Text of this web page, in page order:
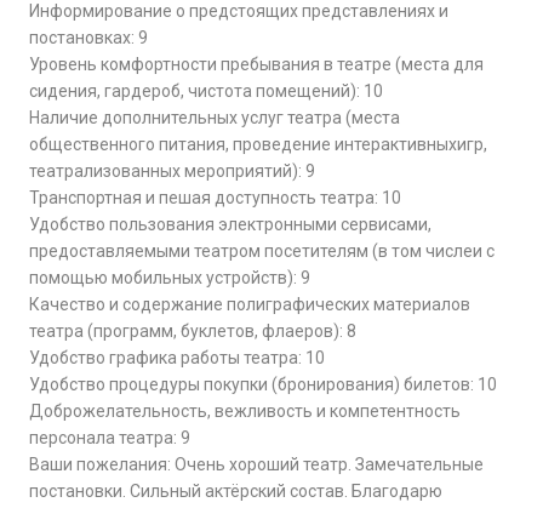
Информирование о предстоящих представлениях и
постановках: 9
Уровень комфортности пребывания в театре (места для
сидения, гардероб, чистота помещений): 10
Наличие дополнительных услуг театра (места
общественного питания, проведение интерактивныхигр,
театрализованных мероприятий): 9
Транспортная и пешая доступность театра: 10
Удобство пользования электронными сервисами,
предоставляемыми театром посетителям (в том числеи с
помощью мобильных устройств): 9
Качество и содержание полиграфических материалов
театра (программ, буклетов, флаеров): 8
Удобство графика работы театра: 10
Удобство процедуры покупки (бронирования) билетов: 10
Доброжелательность, вежливость и компетентность
персонала театра: 9
Ваши пожелания: Очень хороший театр. Замечательные
постановки. Сильный актёрский состав. Благодарю